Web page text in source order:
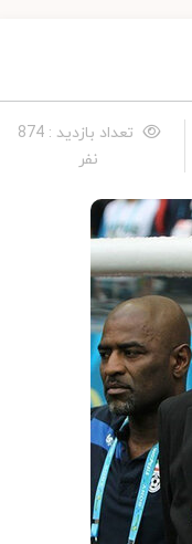
تعداد بازدید : 874
نفر